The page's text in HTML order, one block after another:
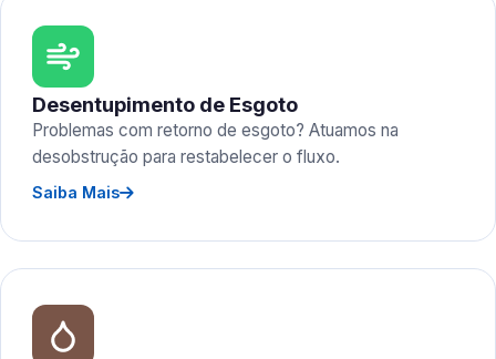
Desentupimento de Esgoto
Problemas com retorno de esgoto? Atuamos na
desobstrução para restabelecer o fluxo.
Saiba Mais